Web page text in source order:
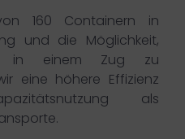
160 Containern in
und die Möglichkeit,
in einem Zug zu
eine höhere Effizienz
als